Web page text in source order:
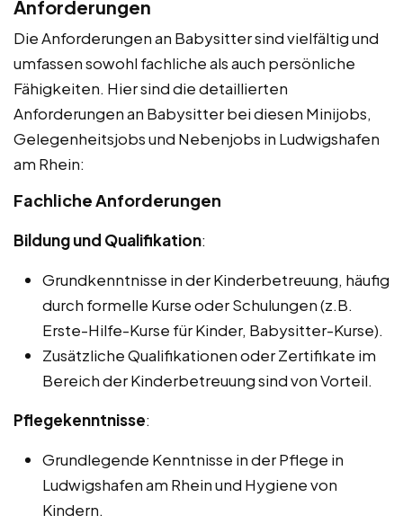
Anforderungen
Die Anforderungen an Babysitter sind vielfältig und
umfassen sowohl fachliche als auch persönliche
Fähigkeiten. Hier sind die detaillierten
Anforderungen an Babysitter bei diesen Minijobs,
Gelegenheitsjobs und Nebenjobs in Ludwigshafen
am Rhein:
Fachliche Anforderungen
Bildung und Qualifikation:
Grundkenntnisse in der Kinderbetreuung, häufig
durch formelle Kurse oder Schulungen (z.B.
Erste-Hilfe-Kurse für Kinder, Babysitter-Kurse).
Zusätzliche Qualifikationen oder Zertifikate im
Bereich der Kinderbetreuung sind von Vorteil.
Pflegekenntnisse:
Grundlegende Kenntnisse in der Pflege in
Ludwigshafen am Rhein und Hygiene von
Kindern.